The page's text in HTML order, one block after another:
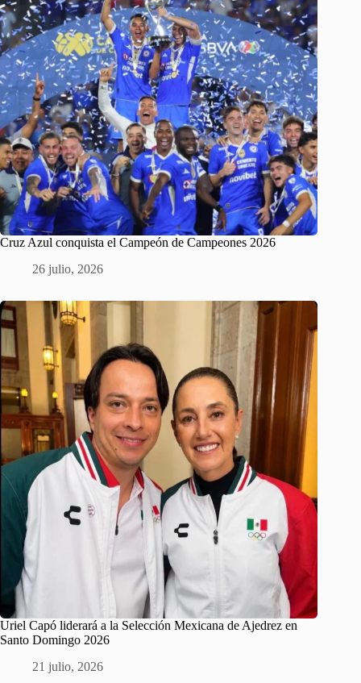
Cruz Azul conquista el Campeón de Campeones 2026
26 julio, 2026
Uriel Capó liderará a la Selección Mexicana de Ajedrez en
Santo Domingo 2026
21 julio, 2026